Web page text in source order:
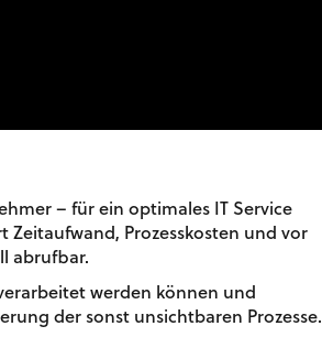
– für ein optimales IT Service
Prozesskosten und vor
abrufbar.
werden können und
der sonst unsichtbaren Prozesse.